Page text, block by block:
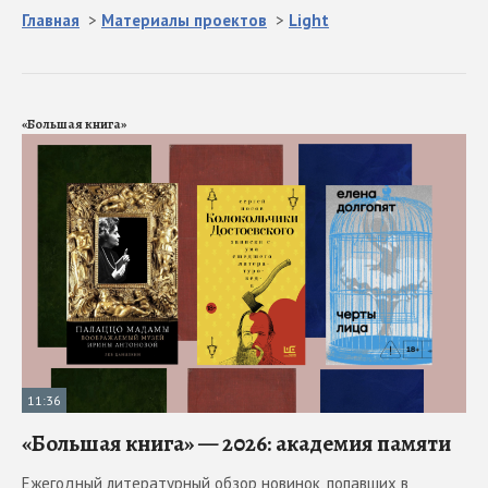
Главная > Материалы проектов > Light
«Большая книга»
11:36
«Большая книга» — 2026: академия памяти
Ежегодный литературный обзор новинок, попавших в